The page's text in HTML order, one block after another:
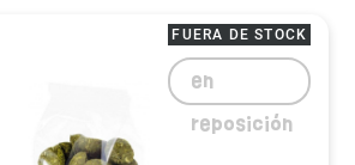
FUERA DE STOCK
en
reposición